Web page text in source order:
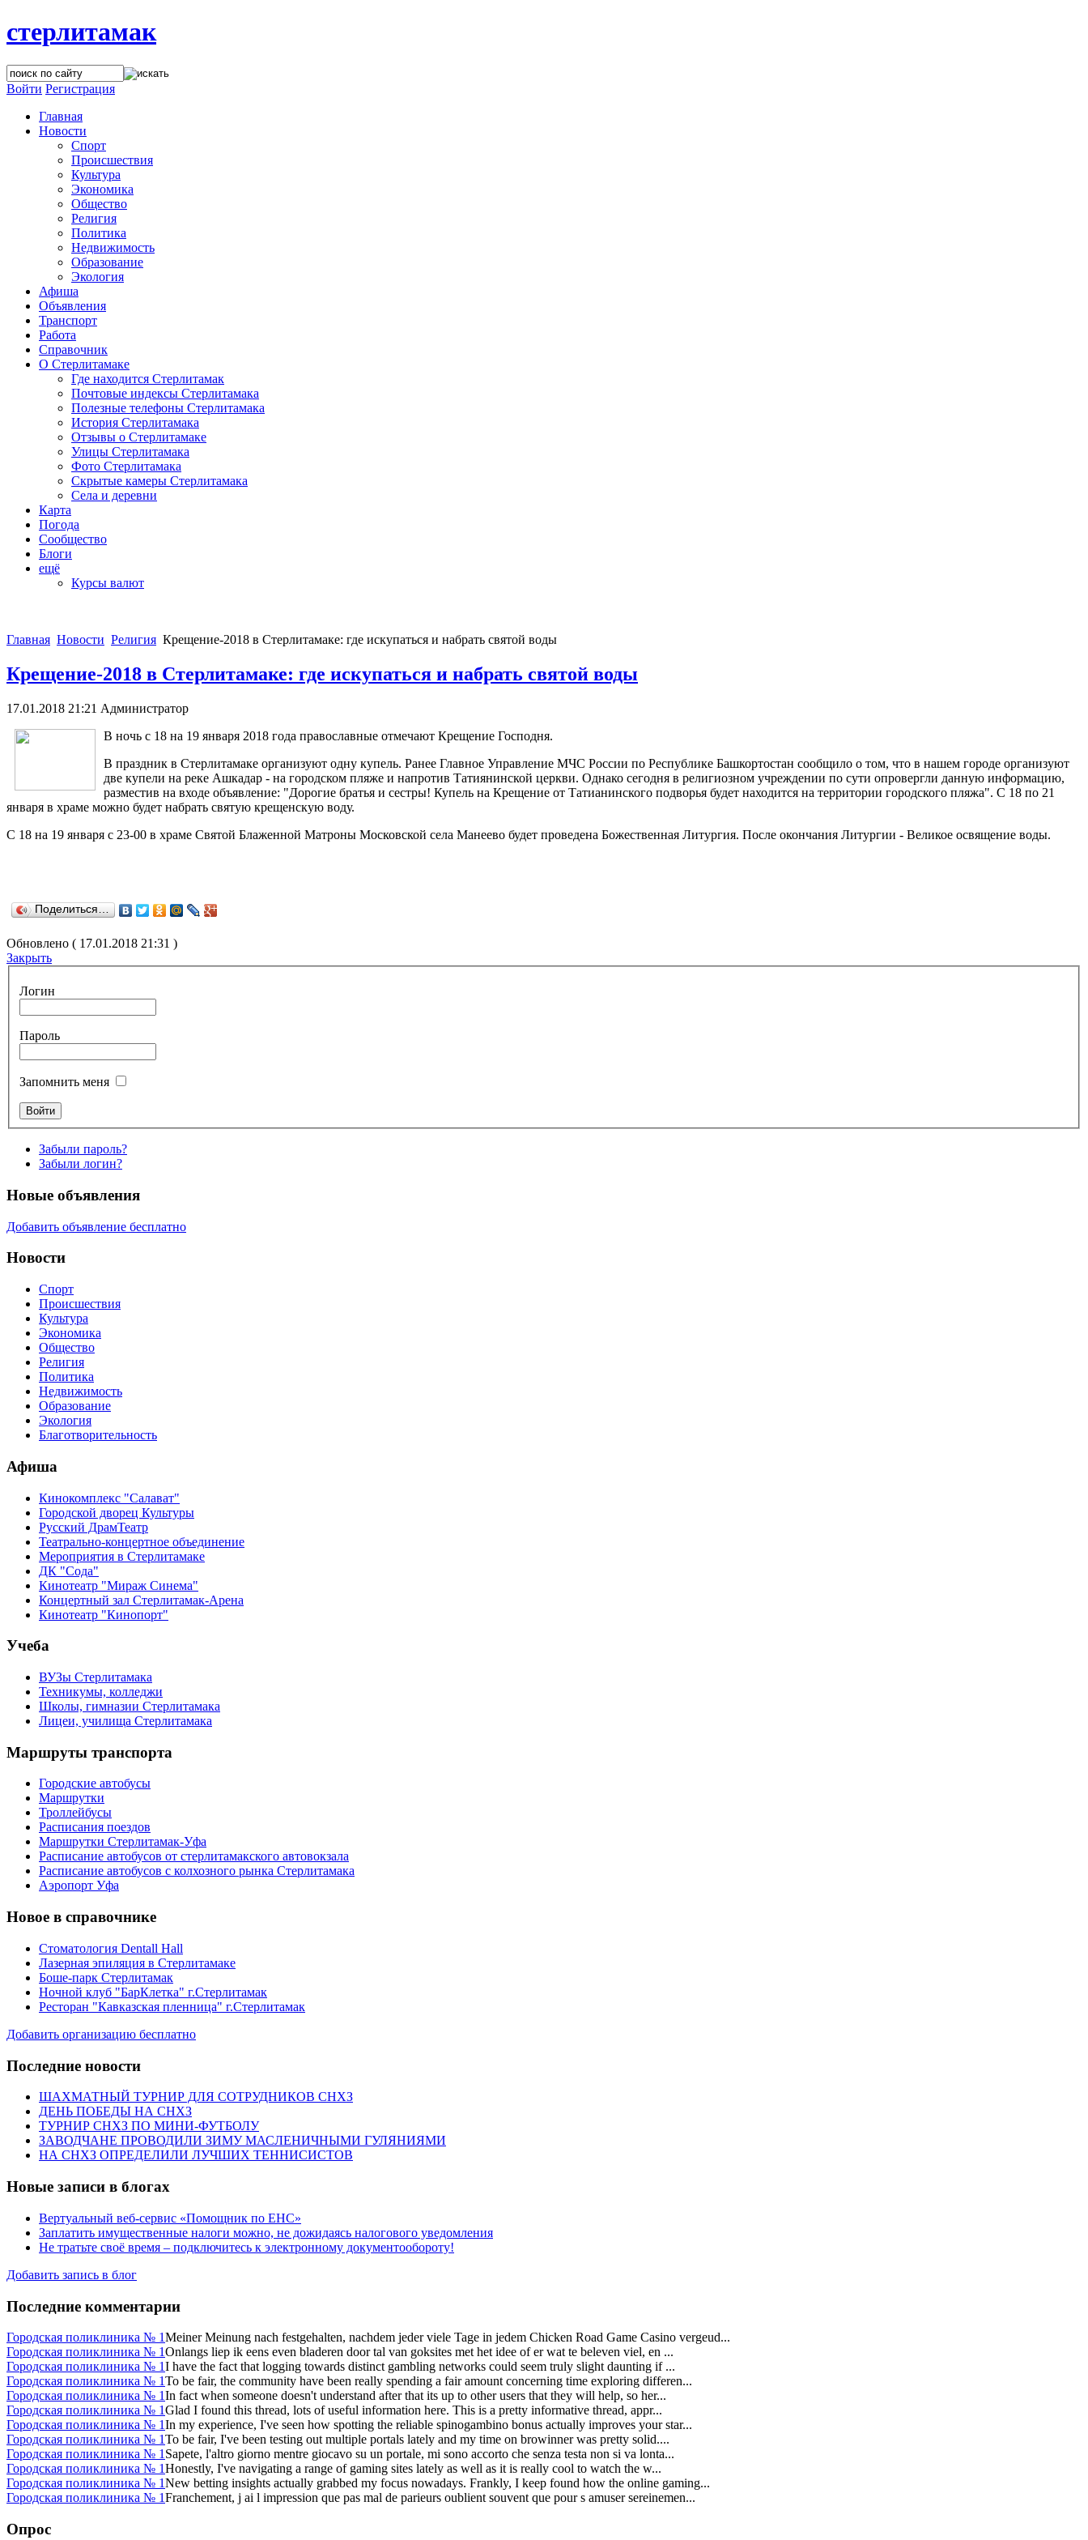
стерлитамак
Войти Регистрация
Главная
Новости
Спорт
Происшествия
Культура
Экономика
Общество
Религия
Политика
Недвижимость
Образование
Экология
Афиша
Объявления
Транспорт
Работа
Справочник
О Стерлитамаке
Где находится Стерлитамак
Почтовые индексы Стерлитамака
Полезные телефоны Стерлитамака
История Стерлитамака
Отзывы о Стерлитамаке
Улицы Стерлитамака
Фото Стерлитамака
Скрытые камеры Стерлитамака
Села и деревни
Карта
Погода
Сообщество
Блоги
ещё
Курсы валют
Главная Новости Религия Крещение-2018 в Стерлитамаке: где искупаться и набрать святой воды
Крещение-2018 в Стерлитамаке: где искупаться и набрать святой воды
17.01.2018 21:21 Администратор
В ночь с 18 на 19 января 2018 года православные отмечают Крещение Господня.
В праздник в Стерлитамаке организуют одну купель. Ранее Главное Управление МЧС России по Республике Башкортостан сообщило о том, что в нашем городе организуют
две купели на реке Ашкадар - на городском пляже и напротив Татиянинской церкви. Однако сегодня в религиозном учреждении по сути опровергли данную информацию,
разместив на входе объявление: "Дорогие братья и сестры! Купель на Крещение от Татианинского подворья будет находится на территории городского пляжа". С 18 по 21
января в храме можно будет набрать святую крещенскую воду.
С 18 на 19 января с 23-00 в храме Святой Блаженной Матроны Московской села Манеево будет проведена Божественная Литургия. После окончания Литургии - Великое освящение воды.
Поделиться…
Обновлено ( 17.01.2018 21:31 )
Закрыть
Логин
Пароль
Запомнить меня
Забыли пароль?
Забыли логин?
Новые объявления
Добавить объявление бесплатно
Новости
Спорт
Происшествия
Культура
Экономика
Общество
Религия
Политика
Недвижимость
Образование
Экология
Благотворительность
Афиша
Кинокомплекс "Салават"
Городской дворец Культуры
Русский ДрамТеатр
Театрально-концертное объединение
Мероприятия в Стерлитамаке
ДК "Сода"
Кинотеатр "Мираж Синема"
Концертный зал Стерлитамак-Арена
Кинотеатр "Кинопорт"
Учеба
ВУЗы Стерлитамака
Техникумы, колледжи
Школы, гимназии Стерлитамака
Лицеи, училища Стерлитамака
Маршруты транспорта
Городские автобусы
Маршрутки
Троллейбусы
Расписания поездов
Маршрутки Стерлитамак-Уфа
Расписание автобусов от стерлитамакского автовокзала
Расписание автобусов с колхозного рынка Стерлитамака
Аэропорт Уфа
Новое в справочнике
Стоматология Dentall Hall
Лазерная эпиляция в Стерлитамаке
Боше-парк Стерлитамак
Ночной клуб "БарКлетка" г.Стерлитамак
Ресторан "Кавказская пленница" г.Стерлитамак
Добавить организацию бесплатно
Последние новости
ШАХМАТНЫЙ ТУРНИР ДЛЯ СОТРУДНИКОВ СНХЗ
ДЕНЬ ПОБЕДЫ НА СНХЗ
ТУРНИР СНХЗ ПО МИНИ-ФУТБОЛУ
ЗАВОДЧАНЕ ПРОВОДИЛИ ЗИМУ МАСЛЕНИЧНЫМИ ГУЛЯНИЯМИ
НА СНХЗ ОПРЕДЕЛИЛИ ЛУЧШИХ ТЕННИСИСТОВ
Новые записи в блогах
Вертуальный веб-сервис «Помощник по ЕНС»
Заплатить имущественные налоги можно, не дожидаясь налогового уведомления
Не тратьте своё время – подключитесь к электронному документообороту!
Добавить запись в блог
Последние комментарии
Городская поликлиника № 1Meiner Meinung nach festgehalten, nachdem jeder viele Tage in jedem Chicken Road Game Casino vergeud...
Городская поликлиника № 1Onlangs liep ik eens even bladeren door tal van goksites met het idee of er wat te beleven viel, en ...
Городская поликлиника № 1I have the fact that logging towards distinct gambling networks could seem truly slight daunting if ...
Городская поликлиника № 1To be fair, the community have been really spending a fair amount concerning time exploring differen...
Городская поликлиника № 1In fact when someone doesn't understand after that its up to other users that they will help, so her...
Городская поликлиника № 1Glad I found this thread, lots of useful information here. This is a pretty informative thread, appr...
Городская поликлиника № 1In my experience, I've seen how spotting the reliable spinogambino bonus actually improves your star...
Городская поликлиника № 1To be fair, I've been testing out multiple portals lately and my time on browinner was pretty solid....
Городская поликлиника № 1 Sapete, l'altro giorno mentre giocavo su un portale, mi sono accorto che senza testa non si va lonta...
Городская поликлиника № 1Honestly, I've navigating a range of gaming sites lately as well as it is really cool to watch the w...
Городская поликлиника № 1New betting insights actually grabbed my focus nowadays. Frankly, I keep found how the online gaming...
Городская поликлиника № 1Franchement, j ai l impression que pas mal de parieurs oublient souvent que pour s amuser sereinemen...
Опрос